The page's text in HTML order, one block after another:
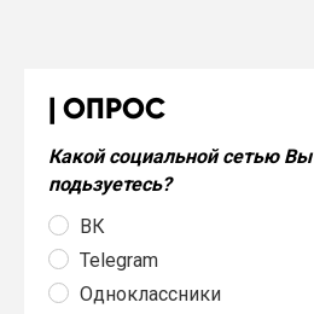
ОПРОС
Какой социальной сетью
подьзуетесь?
ВК
Telegram
Одноклассники